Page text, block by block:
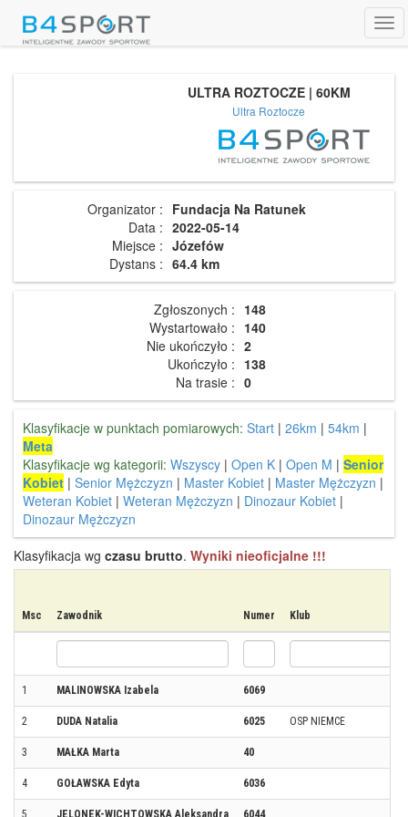
ULTRA ROZTOCZE | 60KM
Ultra Roztocze
Organizator : Fundacja Na Ratunek
Data : 2022-05-14
Miejsce : Józefów
Dystans : 64.4 km
Zgłoszonych : 148
Wystartowało : 140
Nie ukończyło : 2
Ukończyło : 138
Na trasie : 0
Klasyfikacje w punktach pomiarowych: Start | 26km | 54km |
Meta
Klasyfikacje wg kategorii: Wszyscy | Open K | Open M | Senior
Kobiet | Senior Mężczyzn | Master Kobiet | Master Mężczyzn |
Weteran Kobiet | Weteran Mężczyzn | Dinozaur Kobiet |
Dinozaur Mężczyzn
Klasyfikacja wg czasu brutto. Wyniki nieoficjalne !!!
Msc Zawodnik Numer Klub
1 MALINOWSKA Izabela 6069
2 DUDA Natalia 6025 OSP NIEMCE
3 MAŁKA Marta 40
4 GOŁAWSKA Edyta 6036
5 JELONEK-WICHTOWSKA Aleksandra 6044